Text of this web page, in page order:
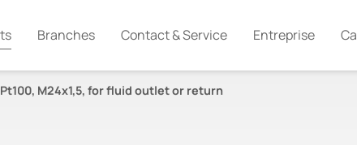
Branches Contact & Service Entreprise
M24x1,5, for fluid outlet or return